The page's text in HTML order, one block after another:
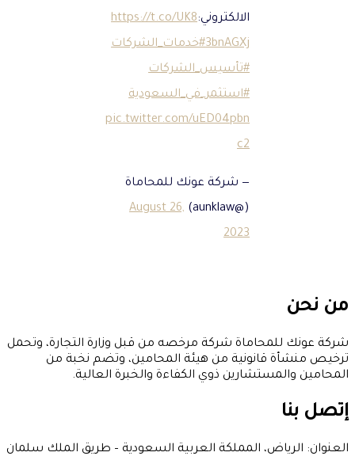
https://t.co/UK8
#خدمات_الشركات
#تأسيس_الشركات
#استثمر_في_السعودية
pic.twitter.com/uED04pbn
— شركة عونك للمحاماة
August 26,
شركة مرخصه من قبل وزارة التجارة، وتحمل
قانونية من هيئة المحامين، وتضم نخبة من
ذوي الكفاءة والخبرة العالية.
المملكة العربية السعودية – طريق الملك سلمان